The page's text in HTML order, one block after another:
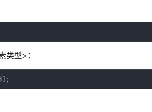
类型>：